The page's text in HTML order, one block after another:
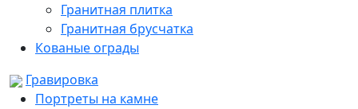
Гранитная плитка
Гранитная брусчатка
Кованые ограды
Гравировка
Портреты на камне